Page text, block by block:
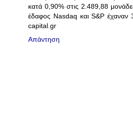
κατά 0,90% στις 2.489,88
έδαφος Nasdaq και S&P έχαναν
capital.gr
Απάντηση